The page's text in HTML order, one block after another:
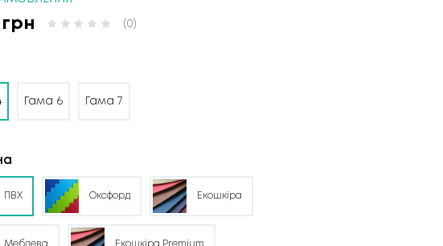
грн (0)
Гама 6 Гама 7
ПВХ Оксфорд Екошкіра
Меблева Екошкіра Premium